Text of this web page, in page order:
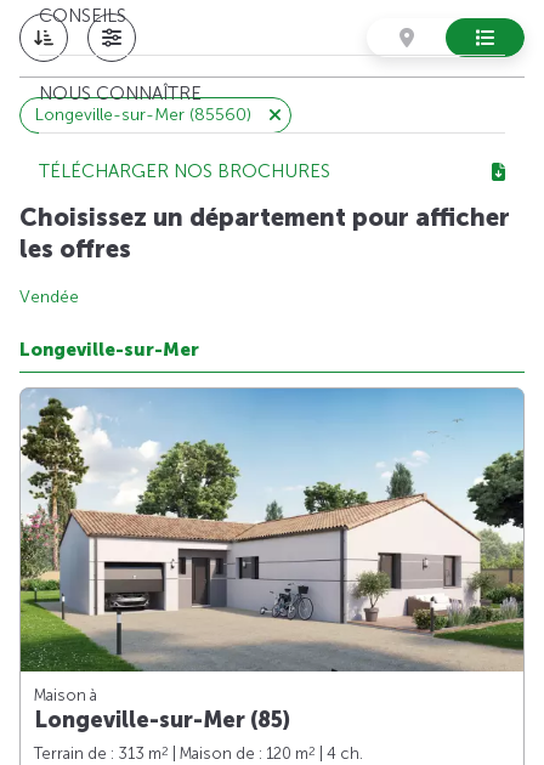
CONSEILS
NOUS CONNAÎTRE
TÉLÉCHARGER NOS BROCHURES
Longeville-sur-Mer (85560)
Choisissez un département pour afficher
les offres
Vendée
Longeville-sur-Mer
Maison à
Longeville-sur-Mer (85)
Terrain de : 313 m2 | Maison de : 120 m2
| 4 ch.